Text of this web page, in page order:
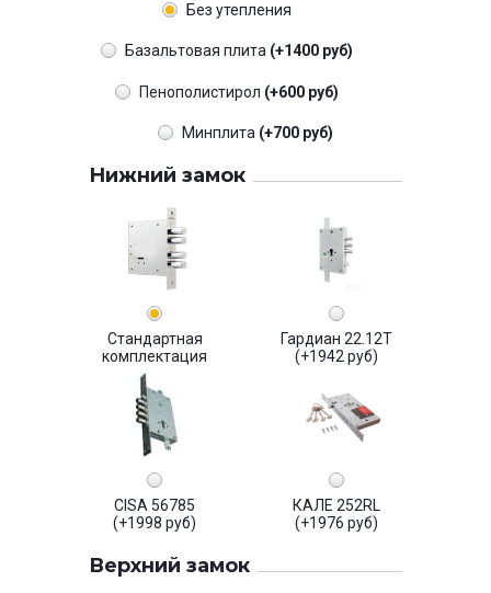
Без утепления
Базальтовая плита (+1400 руб)
Пенополистирол (+600 руб)
Минплита (+700 руб)
Нижний замок
Стандартная
комплектация
Гардиан 22.12Т
(+1942 руб)
CISA 56785
(+1998 руб)
КАЛЕ 252RL
(+1976 руб)
Верхний замок